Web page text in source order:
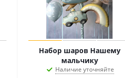
Набор шаров Нашему
мальчику
Наличие уточняйте